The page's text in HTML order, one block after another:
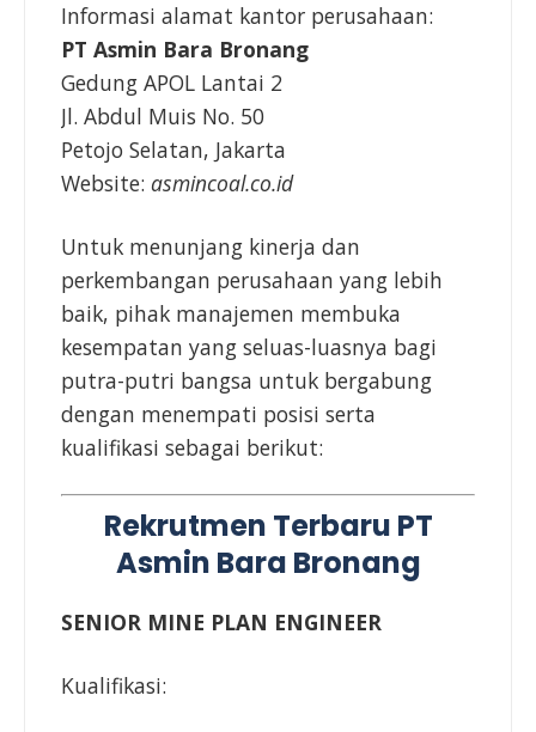
Informasi alamat kantor perusahaan:
PT Asmin Bara Bronang
Gedung APOL Lantai 2
Jl. Abdul Muis No. 50
Petojo Selatan, Jakarta
Website: asmincoal.co.id
Untuk menunjang kinerja dan
perkembangan perusahaan yang lebih
baik, pihak manajemen membuka
kesempatan yang seluas-luasnya bagi
putra-putri bangsa untuk bergabung
dengan menempati posisi serta
kualifikasi sebagai berikut:
Rekrutmen Terbaru PT
Asmin Bara Bronang
SENIOR MINE PLAN ENGINEER
Kualifikasi: